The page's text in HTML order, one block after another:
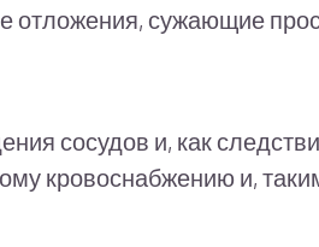
отложения, сужающие
сосудов и, как
кровоснабжению и,